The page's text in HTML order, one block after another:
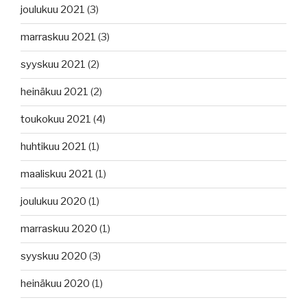
joulukuu 2021 (3)
marraskuu 2021 (3)
syyskuu 2021 (2)
heinäkuu 2021 (2)
toukokuu 2021 (4)
huhtikuu 2021 (1)
maaliskuu 2021 (1)
joulukuu 2020 (1)
marraskuu 2020 (1)
syyskuu 2020 (3)
heinäkuu 2020 (1)